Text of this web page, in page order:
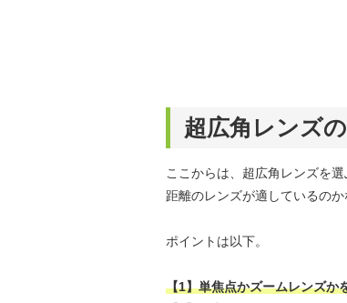
超広角レンズ
ここからは、超広角レンズを
距離のレンズが適しているの
ポイントは以下。
【1】単焦点かズームレンズか